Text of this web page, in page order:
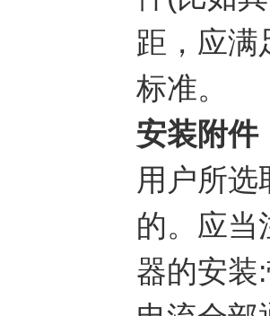
距，应满
标准。
安装附件
用户所
的。应当
器的安装